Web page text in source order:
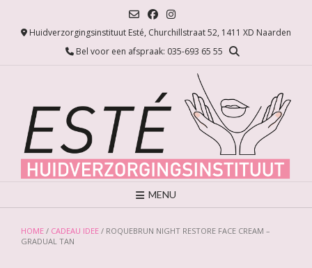
Huidverzorgingsinstituut Esté, Churchillstraat 52, 1411 XD Naarden
Bel voor een afspraak: 035-693 65 55
MENU
HOME / CADEAU IDEE / ROQUEBRUN NIGHT RESTORE FACE CREAM –
GRADUAL TAN